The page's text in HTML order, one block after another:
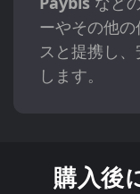
ーやその他
スと提携し
します。
購入後